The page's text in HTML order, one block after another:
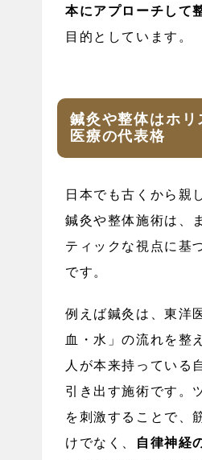
本にアプローチして
目的としています。
鍼灸や整体はホリ
医療の代表格
日本でも古くから親
鍼灸や整体施術は、
ティックな視点に基
です。
例えば鍼灸は、東洋
血・水」の流れを整
人が本来持っている
引き出す施術です。
を刺激することで、
けでなく、
自律神経